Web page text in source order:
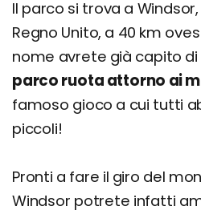
Il parco si trova a
Regno Unito, a 40 km
nome avrete già capito
parco ruota attorno ai
famoso gioco a cui tutti
piccoli!
Pronti a fare il giro del
Windsor potrete infatti